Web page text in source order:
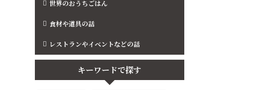
世界のおうちごはん
食材や道具の話
レストランやイベントなどの話
キーワードで探す